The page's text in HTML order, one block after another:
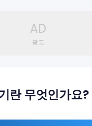
AD
광고
란 무엇인가요?